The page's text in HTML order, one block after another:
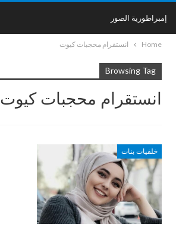
إمبراطورية الصور
Home انستقرام محجبات كيوت
Browsing Tag
انستقرام محجبات كيوت
خلفيات بنات